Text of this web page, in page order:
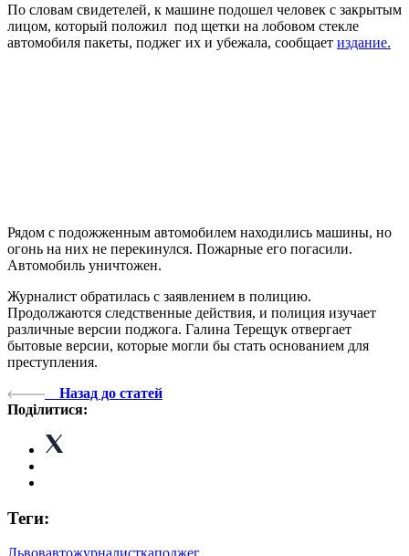
По словам свидетелей, к машине подошел человек с закрытым
лицом, который положил под щетки на лобовом стекле
автомобиля пакеты, поджег их и убежала, сообщает издание.
Рядом с подожженным автомобилем находились машины, но
огонь на них не перекинулся. Пожарные его погасили.
Автомобиль уничтожен.
Журналист обратилась с заявлением в полицию.
Продолжаются следственные действия, и полиция изучает
различные версии поджога. Галина Терещук отвергает
бытовые версии, которые могли бы стать основанием для
преступления.
Назад до статей
Поділитися:
Теги: